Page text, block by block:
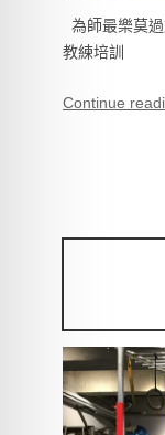
為師最樂莫
教練培訓
Continue